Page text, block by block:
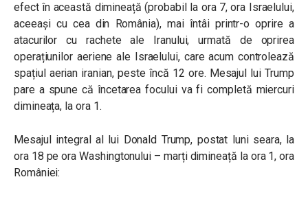
efect în această dimineață (probabil la ora 7, ora Israelului,
aceeași cu cea din România), mai întâi printr-o oprire a
atacurilor cu rachete ale Iranului, urmată de oprirea
operațiunilor aeriene ale Israelului, care acum controlează
spațiul aerian iranian, peste încă 12 ore. Mesajul lui Trump
pare a spune că încetarea focului va fi completă miercuri
dimineața, la ora 1.
Mesajul integral al lui Donald Trump, postat luni seara, la
ora 18 pe ora Washingtonului – marți dimineață la ora 1, ora
României: